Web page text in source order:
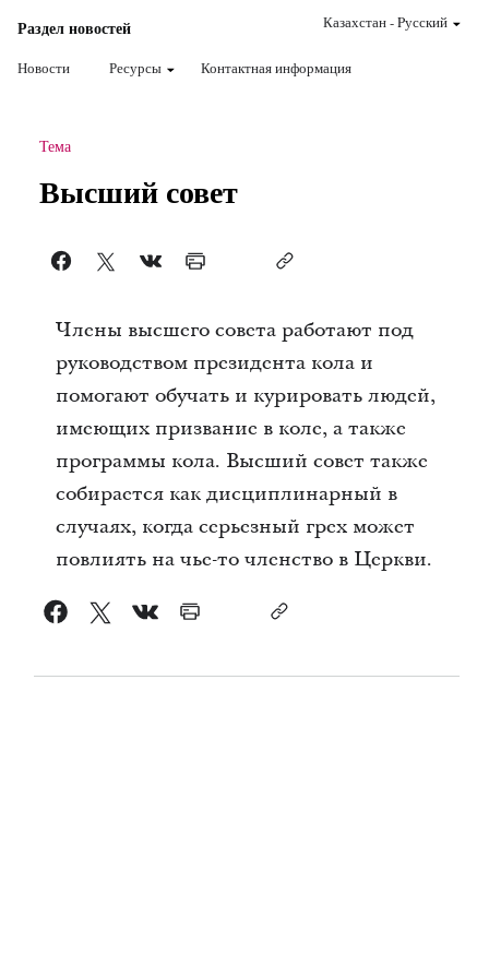
Раздел новостей
Новости Ресурсы Контактная информация
Казахстан-Pусский
Тема
Высший совет
Члены высшего совета работают под
руководством президента кола и
помогают обучать и курировать людей,
имеющих призвание в коле, а также
программы кола. Высший совет также
собирается как дисциплинарный в
случаях, когда серьезный грех может
повлиять на чье-то членство в Церкви.